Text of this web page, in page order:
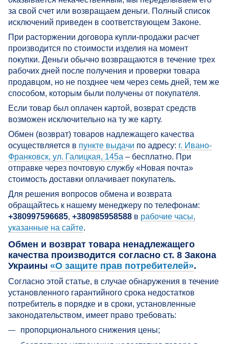
за свой счет или возвращаем деньги. Полный список
исключений приведен в соответствующем Законе.
При расторжении договора купли-продажи расчет
производится по стоимости изделия на момент
покупки. Деньги обычно возвращаются в течение трех
рабочих дней после получения и проверки товара
продавцом, но не позднее чем через семь дней, тем же
способом, которым были получены от покупателя.
Если товар был оплачен картой, возврат средств
возможен исключительно на ту же карту.
Обмен (возврат) товаров надлежащего качества
осуществляется в пункте выдачи по адресу: г. Ивано-
Франковск, ул. Галицкая, 145а – бесплатно. При
отправке через почтовую службу «Новая почта»
стоимость доставки оплачивает покупатель.
Для решения вопросов обмена и возврата
обращайтесь к нашему менеджеру по телефонам:
+380997596685, +380985958588 в рабочие часы,
указанные на сайте.
Обмен и возврат товара ненадлежащего
качества производится согласно ст. 8 Закона
Украины «О защите прав потребителей».
Согласно этой статье, в случае обнаружения в течение
установленного гарантийного срока недостатков
потребитель в порядке и в сроки, установленные
законодательством, имеет право требовать:
пропорционального снижения цены;